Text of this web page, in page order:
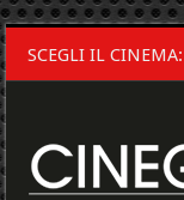
SCEGLI IL CINEMA: